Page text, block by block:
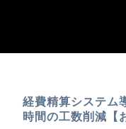
経費精算システム
時間の工数削減【